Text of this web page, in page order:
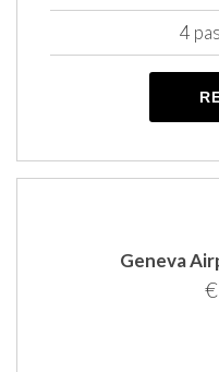
4
Geneva
€